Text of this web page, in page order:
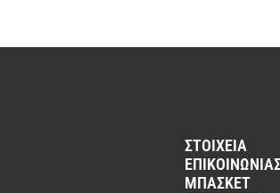
ΣΤΟΙΧΕΊΑ
ΜΠΆΣΚΕΤ